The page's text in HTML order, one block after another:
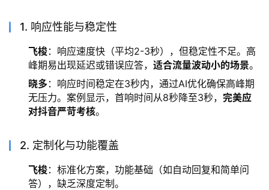
1. 响应性能与稳定性
飞梭：响应速度快（平均2-3秒），但稳定性不足。高
峰期易出现延迟或错误应答， 适合流量波动小的场景。
晓多 ：响应时间稳定在3秒内，通过AI优化确保高峰期
无压力。案例显示，首响时间从8秒降至3秒， 完美应
对抖音严苛考核。
2. 定制化与功能覆盖
飞梭：标准化方案，功能基础（如自动回复和简单问
答），缺乏深度定制。